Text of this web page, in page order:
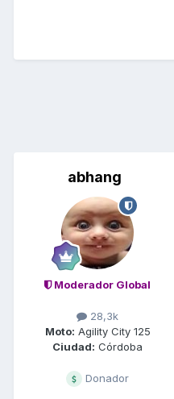
abhang
Moderador Global
28,3k
Moto: Agility City 125
Ciudad: Córdoba
Donador